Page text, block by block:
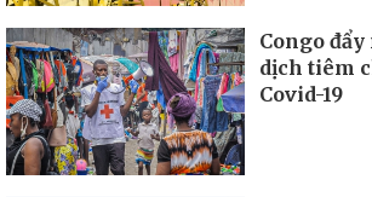
Congo
dịch tiêm
Covid-19